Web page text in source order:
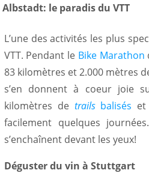
Albstadt: le paradis du VTT
L’une des activités les plus
VTT. Pendant le Bike Marathon
83 kilomètres et 2.000 mètres
s’en donnent à coeur joie
kilomètres de trailsbalisés
facilement quelques
s’enchaînent devant les yeux!
Déguster du vin à Stuttgart